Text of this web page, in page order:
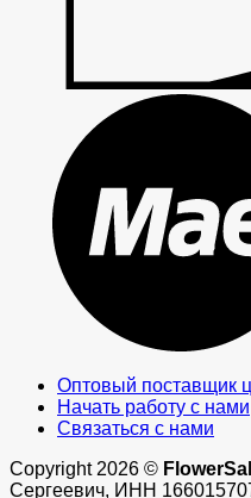
Оптовый поставщик
Начать работу с нами
Связаться с нами
Copyright 2026 ©
Сергеевич, ИНН